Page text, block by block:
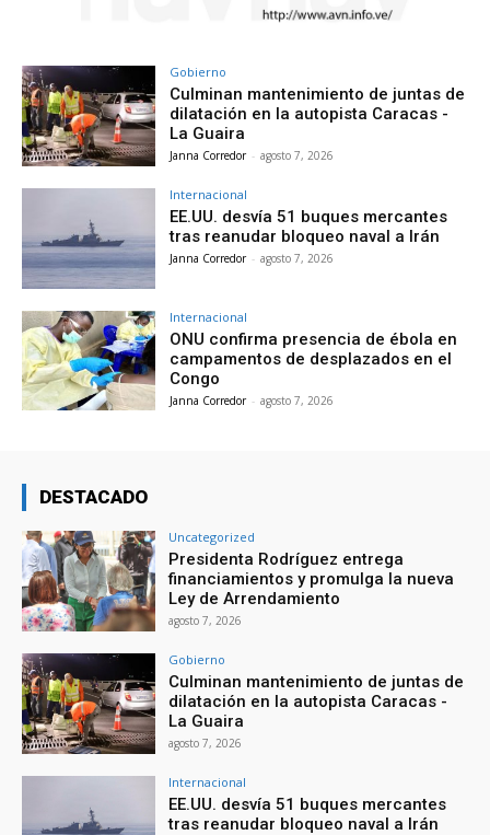
Gobierno
Culminan mantenimiento de juntas de
dilatación en la autopista Caracas -
La Guaira
Janna Corredor - agosto 7, 2026
Internacional
EE.UU. desvía 51 buques mercantes
tras reanudar bloqueo naval a Irán
Janna Corredor - agosto 7, 2026
Internacional
ONU confirma presencia de ébola en
campamentos de desplazados en el
Congo
Janna Corredor - agosto 7, 2026
DESTACADO
Uncategorized
Presidenta Rodríguez entrega
financiamientos y promulga la nueva
Ley de Arrendamiento
agosto 7, 2026
Gobierno
Culminan mantenimiento de juntas de
dilatación en la autopista Caracas -
La Guaira
agosto 7, 2026
Internacional
EE.UU. desvía 51 buques mercantes
tras reanudar bloqueo naval a Irán